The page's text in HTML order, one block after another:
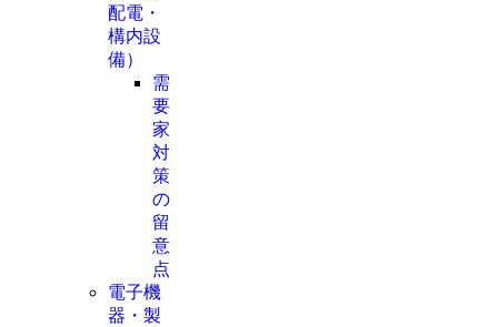
配電・
構内設
備）
需
要
家
対
策
の
留
意
点
電子機
器・製